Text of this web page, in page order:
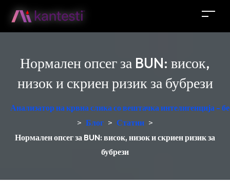
Нормален опсег за BUN: висок,
низок и скриен ризик за бубрези
Анализатор на крвна слика со вештачка интелигенција -
> Блог > Статии >
Нормален опсег за BUN: висок, низок и скриен ризик за
бубрези